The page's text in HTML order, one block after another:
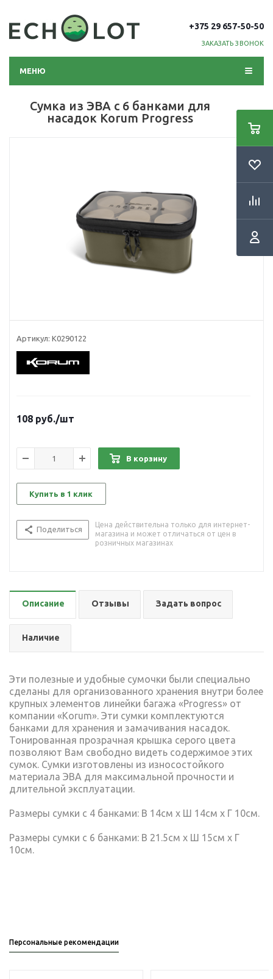
+375 29 657-50-50
ЗАКАЗАТЬ ЗВОНОК
МЕНЮ
Сумка из ЭВА с 6 банками для
насадок Korum Progress
Артикул: K0290122
108 руб./шт
В корзину
Купить в 1 клик
Поделиться
Цена действительна только для интернет-
магазина и может отличаться от цен в
розничных магазинах
Описание Отзывы Задать вопрос
Наличие
Эти полезные и удобные сумочки были специально
сделаны для организованного хранения внутри более
крупных элементов линейки багажа «Progress» от
компании «Korum». Эти сумки комплектуются
банками для хранения и замачивания насадок.
Тонированная прозрачная крышка серого цвета
позволяют Вам свободно видеть содержимое этих
сумок. Сумки изготовлены из износостойкого
материала ЭВА для максимальной прочности и
длительной эксплуатации.
Размеры сумки с 4 банками: В 14см х Ш 14см х Г 10см.
Размеры сумки с 6 банками: В 21.5см х Ш 15см х Г
10см.
Персональные рекомендации